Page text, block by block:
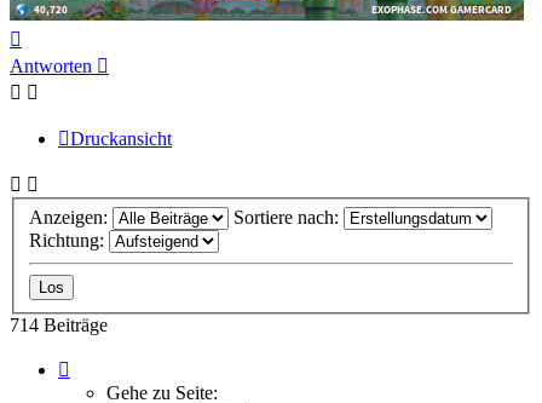
oben
Antworten
Druckansicht
Anzeigen:
Sortiere nach:
Richtung:
714 Beiträge
48
Gehe zu Seite: